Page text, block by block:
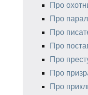
Про
Про
Про
Про
Про
Про
Про